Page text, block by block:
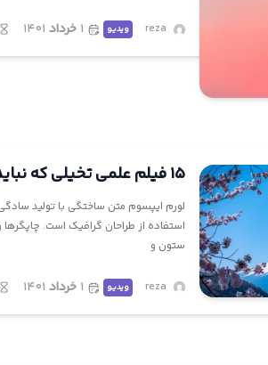
reza ویدیو ۱ خرداد ۱۴۰۱
۱۵ فیلم علمی تخیلی که نباید از دست بدهید
لورم ایپسوم متن ساختگی با تولید
استفاده از طراحان گرافیک است. چاپگرها
ستون و
reza ویدیو ۱ خرداد ۱۴۰۱